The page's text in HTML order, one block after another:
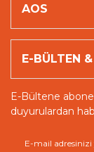
AOS
E-BÜLTEN
E-Bültene
duyurulardan